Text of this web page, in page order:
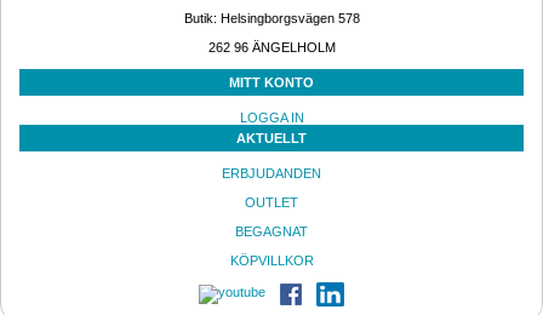
Butik: Helsingborgsvägen 578
262 96 ÄNGELHOLM
MITT KONTO
LOGGA IN
AKTUELLT
ERBJUDANDEN
OUTLET
BEGAGNAT
KÖPVILLKOR